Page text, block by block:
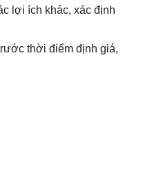
lợi ích khác, xác định
thời điểm định giá,